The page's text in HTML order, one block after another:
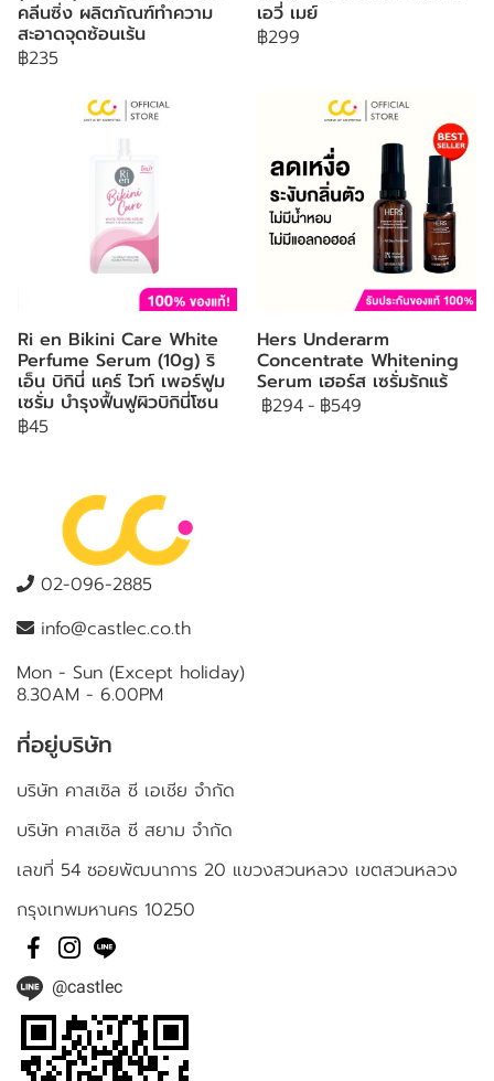
คลีนซิ่ง ผลิตภัณฑ์ทำความ
สะอาดจุดซ้อนเร้น
฿235
เอวี่ เมย์
฿299
Ri en Bikini Care White
Perfume Serum (10g) ริ
เอ็น บิกินี่ แคร์ ไวท์ เพอร์ฟูม
เซรั่ม บำรุงฟื้นฟูผิวบิกินี่โซน
฿45
Hers Underarm
Concentrate Whitening
Serum เฮอร์ส เซรั่มรักแร้
฿294- ฿549
02-096-2885
info@castlec.co.th
Mon - Sun (Except holiday)
8.30AM - 6.00PM
ที่อยู่บริษัท
บริษัท คาสเซิล ซี เอเชีย จำกัด
บริษัท คาสเซิล ซี สยาม จำกัด
เลขที่ 54 ซอยพัฒนาการ 20 แขวงสวนหลวง เขตสวนหลวง
กรุงเทพมหานคร 10250
@castlec